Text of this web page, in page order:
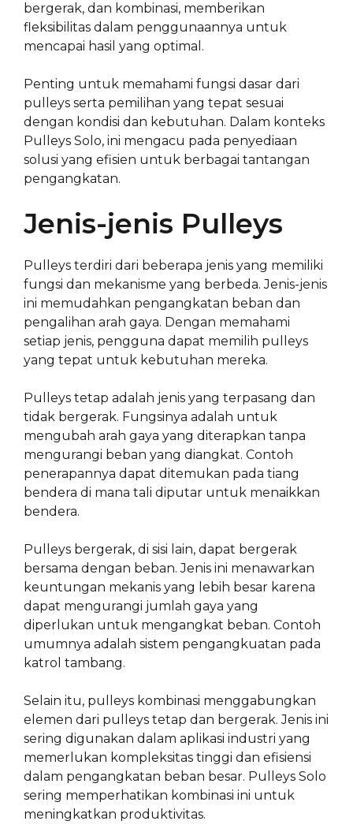
bergerak, dan kombinasi, memberikan
fleksibilitas dalam penggunaannya untuk
mencapai hasil yang optimal.
Penting untuk memahami fungsi dasar dari
pulleys serta pemilihan yang tepat sesuai
dengan kondisi dan kebutuhan. Dalam konteks
Pulleys Solo, ini mengacu pada penyediaan
solusi yang efisien untuk berbagai tantangan
pengangkatan.
Jenis-jenis Pulleys
Pulleys terdiri dari beberapa jenis yang memiliki
fungsi dan mekanisme yang berbeda. Jenis-jenis
ini memudahkan pengangkatan beban dan
pengalihan arah gaya. Dengan memahami
setiap jenis, pengguna dapat memilih pulleys
yang tepat untuk kebutuhan mereka.
Pulleys tetap adalah jenis yang terpasang dan
tidak bergerak. Fungsinya adalah untuk
mengubah arah gaya yang diterapkan tanpa
mengurangi beban yang diangkat. Contoh
penerapannya dapat ditemukan pada tiang
bendera di mana tali diputar untuk menaikkan
bendera.
Pulleys bergerak, di sisi lain, dapat bergerak
bersama dengan beban. Jenis ini menawarkan
keuntungan mekanis yang lebih besar karena
dapat mengurangi jumlah gaya yang
diperlukan untuk mengangkat beban. Contoh
umumnya adalah sistem pengangkuatan pada
katrol tambang.
Selain itu, pulleys kombinasi menggabungkan
elemen dari pulleys tetap dan bergerak. Jenis ini
sering digunakan dalam aplikasi industri yang
memerlukan kompleksitas tinggi dan efisiensi
dalam pengangkatan beban besar. Pulleys Solo
sering memperhatikan kombinasi ini untuk
meningkatkan produktivitas.